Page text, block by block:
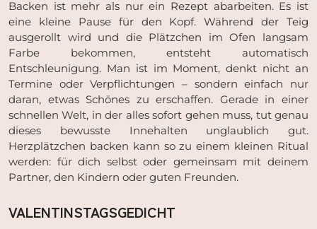
Backen ist mehr als nur ein Rezept abarbeiten. Es ist
eine kleine Pause für den Kopf. Während der Teig
ausgerollt wird und die Plätzchen im Ofen langsam
Farbe bekommen, entsteht automatisch
Entschleunigung. Man ist im Moment, denkt nicht an
Termine oder Verpflichtungen – sondern einfach nur
daran, etwas Schönes zu erschaffen. Gerade in einer
schnellen Welt, in der alles sofort gehen muss, tut genau
dieses bewusste Innehalten unglaublich gut.
Herzplätzchen backen kann so zu einem kleinen Ritual
werden: für dich selbst oder gemeinsam mit deinem
Partner, den Kindern oder guten Freunden.
VALENTINSTAGSGEDICHT